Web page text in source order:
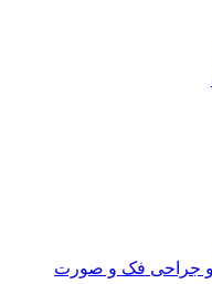
و جراحی فک و صورت